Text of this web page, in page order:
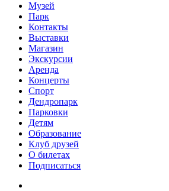
Музей
Парк
Контакты
Выставки
Магазин
Экскурсии
Аренда
Концерты
Спорт
Дендропарк
Парковки
Детям
Образование
Клуб друзей
О билетах
Подписаться